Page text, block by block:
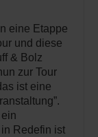
eine Etappe
und diese
& Bolz
zur Tour
ist eine
Redefin ist